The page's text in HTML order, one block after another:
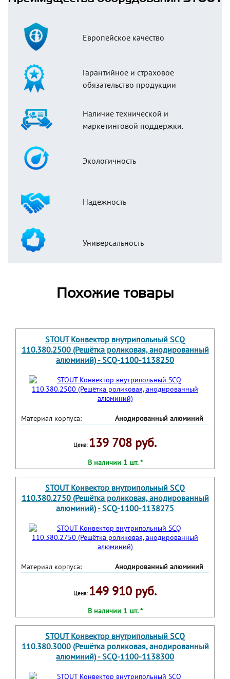
Европейское качество
Гарантийное и страховое
обязательство продукции
Наличие технической и
маркетинговой поддержки.
Экологичность
Надежность
Универсальность
Похожие товары
STOUT Конвектор внутрипольный SCQ
110.380.2500 (Решётка роликовая, анодированный
алюминий) - SCQ-1100-1138250
Материал корпуса: Анодированный алюминий
Цена: 139 708 руб.
В наличии 1 шт. *
STOUT Конвектор внутрипольный SCQ
110.380.2750 (Решётка роликовая, анодированный
алюминий) - SCQ-1100-1138275
Материал корпуса: Анодированный алюминий
Цена: 149 910 руб.
В наличии 1 шт. *
STOUT Конвектор внутрипольный SCQ
110.380.3000 (Решётка роликовая, анодированный
алюминий) - SCQ-1100-1138300